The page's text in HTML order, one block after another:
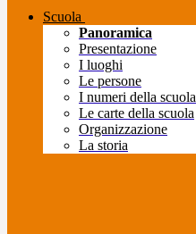
Scuola
Panoramica
Presentazione
I luoghi
Le persone
I numeri della scuola
Le carte della scuola
Organizzazione
La storia